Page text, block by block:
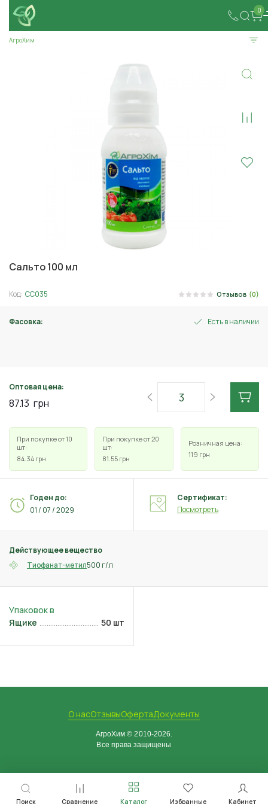
0
Поиск Сравнение Каталог Избранные Кабинет
АгроХим
Сальто 100 мл
Код: СС035 Отзывов (0)
Фасовка: Есть в наличии
Оптовая цена:
87.13 грн
При покупке от 10
шт:
84.34 грн
При покупке от 20
шт:
81.55 грн
Розничная цена:
119 грн
Действующее вещество
Тиофанат-метил500 г/л
Годен до:
01 / 07 / 2029
Сертификат:
Посмотреть
Ящике 50 шт
О насОтзывыОфертаДокументы
АгроХим © 2010-2026.
Все права защищены